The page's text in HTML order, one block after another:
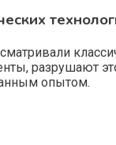
разрушают
опытом.